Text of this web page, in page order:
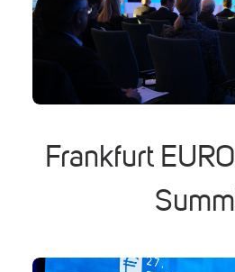
Frankfurt